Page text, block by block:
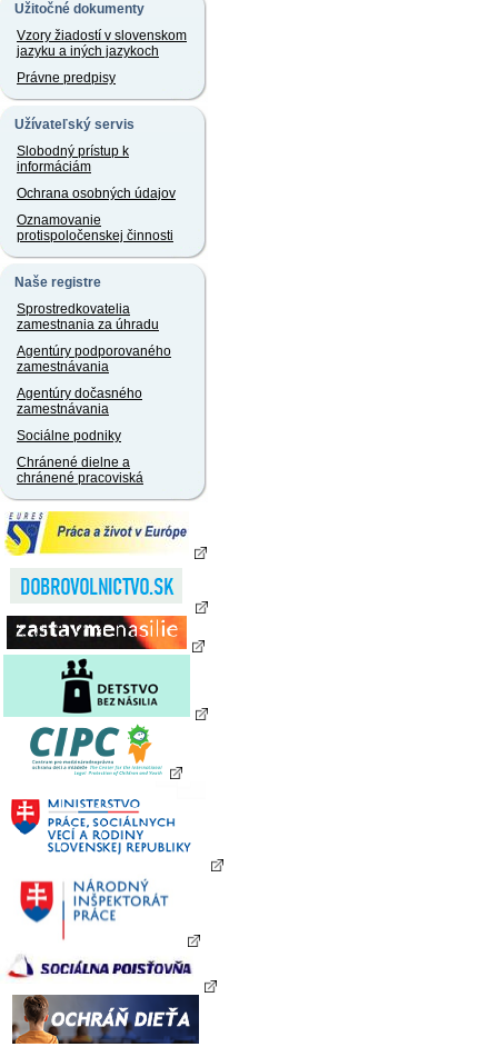
Užitočné dokumenty
Vzory žiadostí v slovenskom
jazyku a iných jazykoch
Právne predpisy
Užívateľský servis
Slobodný prístup k
informáciám
Ochrana osobných údajov
Oznamovanie
protispoločenskej činnosti
Naše registre
Sprostredkovatelia
zamestnania za úhradu
Agentúry podporovaného
zamestnávania
Agentúry dočasného
zamestnávania
Sociálne podniky
Chránené dielne a
chránené pracoviská